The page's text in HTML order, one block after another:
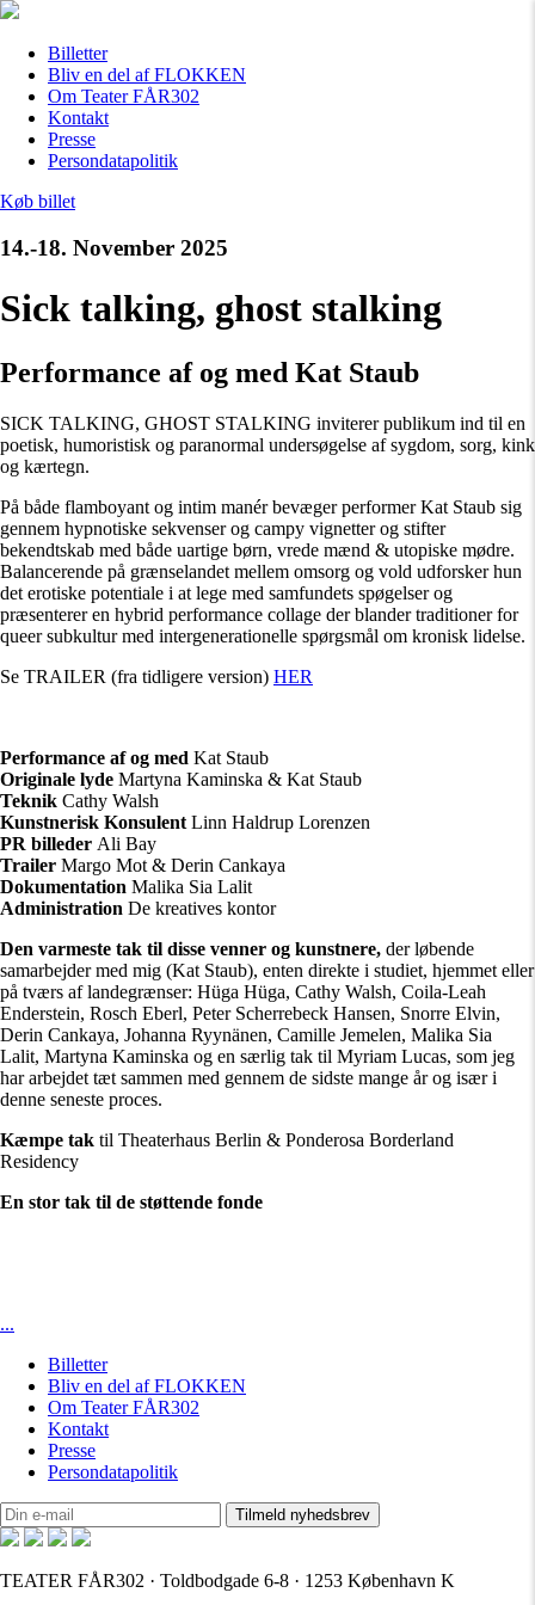
Billetter
Bliv en del af FLOKKEN
Om Teater FÅR302
Kontakt
Presse
Persondatapolitik
Køb billet
14.-18. November 2025
Sick talking, ghost stalking
Performance af og med Kat Staub
SICK TALKING, GHOST STALKING inviterer publikum ind til en
poetisk, humoristisk og paranormal undersøgelse af sygdom, sorg, kink
og kærtegn.
På både flamboyant og intim manér bevæger performer Kat Staub sig
gennem hypnotiske sekvenser og campy vignetter og stifter
bekendtskab med både uartige børn, vrede mænd & utopiske mødre.
Balancerende på grænselandet mellem omsorg og vold udforsker hun
det erotiske potentiale i at lege med samfundets spøgelser og
præsenterer en hybrid performance collage der blander traditioner for
queer subkultur med intergenerationelle spørgsmål om kronisk lidelse.
Se TRAILER (fra tidligere version) HER
Performance af og med Kat Staub
Originale lyde Martyna Kaminska & Kat Staub
Teknik Cathy Walsh
Kunstnerisk Konsulent Linn Haldrup Lorenzen
PR billeder Ali Bay
Trailer Margo Mot & Derin Cankaya
Dokumentation Malika Sia Lalit
Administration De kreatives kontor
Den varmeste tak til disse venner og kunstnere, der løbende
samarbejder med mig (Kat Staub), enten direkte i studiet, hjemmet eller
på tværs af landegrænser: Hüga Hüga, Cathy Walsh, Coila-Leah
Enderstein, Rosch Eberl, Peter Scherrebeck Hansen, Snorre Elvin,
Derin Cankaya, Johanna Ryynänen, Camille Jemelen, Malika Sia
Lalit, Martyna Kaminska og en særlig tak til Myriam Lucas, som jeg
har arbejdet tæt sammen med gennem de sidste mange år og især i
denne seneste proces.
Kæmpe tak til Theaterhaus Berlin & Ponderosa Borderland
Residency
En stor tak til de støttende fonde
...
Billetter
Bliv en del af FLOKKEN
Om Teater FÅR302
Kontakt
Presse
Persondatapolitik
TEATER FÅR302 · Toldbodgade 6-8 · 1253 København K